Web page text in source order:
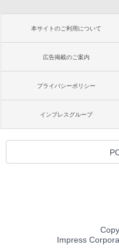
本サイトのご利用について
広告掲載のご案内
プライバシーポリシー
インプレスグループ
Impress